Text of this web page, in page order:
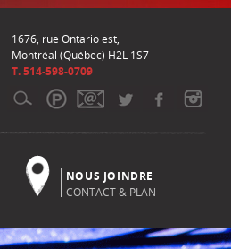
1676, rue Ontario est,
Montréal (Québec) H2L 1S7
T. 514-598-0709
NOUS JOINDRE
CONTACT & PLAN